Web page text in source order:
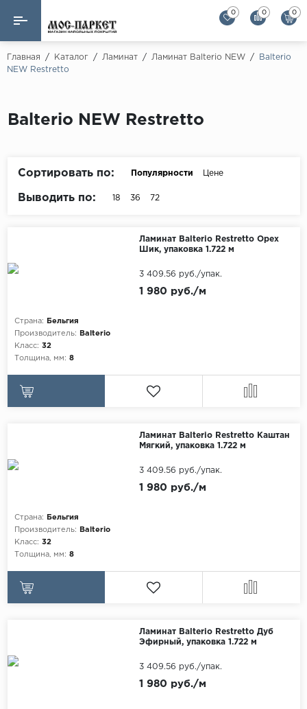
Назад Назад
Alpine Floor by
Berry Alloc
Brig Floor
Kastamonu
Kronospan
Loc Floor
Maxwood
Кварц-винил
Инженерная доска
Модульный паркет
Аксессуары
0 0 0
Главная / Каталог / Ламинат / Ламинат Balterio NEW /
Balterio
NEW Restretto
Balterio NEW Restretto
Сортировать по: Популярности Цене
Выводить по: 18 36 72
Ламинат Balterio Restretto Орех
Шик, упаковка 1.722 м
Страна:
Бельгия
Производитель:
Balterio
Класс: 32
Толщина, мм: 8
1 980 руб./м
3 409.56 руб./упак.
Ламинат Balterio Restretto Каштан
Мягкий, упаковка 1.722 м
Страна:
Бельгия
Производитель:
Balterio
Класс: 32
Толщина, мм: 8
1 980 руб./м
3 409.56 руб./упак.
Ламинат Balterio Restretto Дуб
Эфирный, упаковка 1.722 м
1 980 руб./м
3 409.56 руб./упак.